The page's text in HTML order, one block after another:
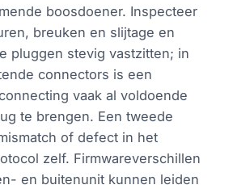
boosdoener. Inspecteer
breuken en slijtage en
pluggen stevig vastzitten; in
connectors is een
vaak al voldoende
te brengen. Een tweede
of defect in het
zelf. Firmwareverschillen
en buitenunit kunnen leiden